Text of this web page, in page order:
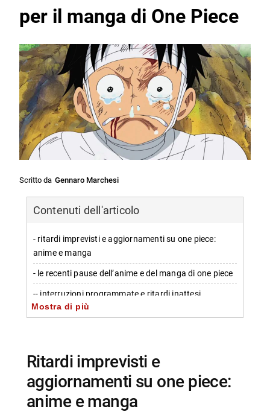
per il manga di One Piece
Scritto da Gennaro Marchesi
Contenuti dell'articolo
- ritardi imprevisti e aggiornamenti su one piece:
anime e manga
- le recenti pause dell’anime e del manga di one piece
-- interruzioni programmate e ritardi inattesi
- motivi e conseguenze dei ritardi improvvisi
-- situazione critica durante i flashback più
significativi
- considerazioni finali sulle prospettive future
Mostra di più
ritardi imprevisti e
aggiornamenti su one piece:
anime e manga